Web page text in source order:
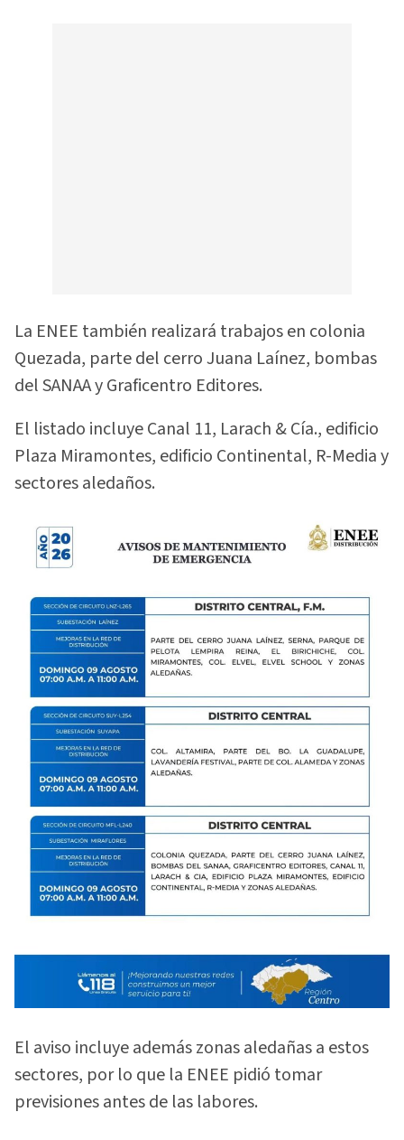
La ENEE también realizará trabajos en colonia
Quezada, parte del cerro Juana Laínez, bombas
del SANAA y Graficentro Editores.
El listado incluye Canal 11, Larach & Cía., edificio
Plaza Miramontes, edificio Continental, R-Media y
sectores aledaños.
El aviso incluye además zonas aledañas a estos
sectores, por lo que la ENEE pidió tomar
previsiones antes de las labores.